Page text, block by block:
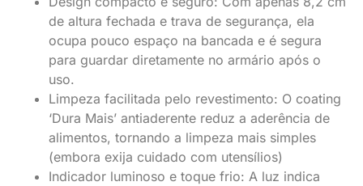
de altura fechada e trava de segurança, ela
ocupa pouco espaço na bancada e é segura
para guardar diretamente no armário após o
uso.
Limpeza facilitada pelo revestimento: O coating
‘Dura Mais’ antiaderente reduz a aderência de
alimentos, tornando a limpeza mais simples
(embora exija cuidado com utensílios)
Indicador luminoso e toque frio: A luz indica